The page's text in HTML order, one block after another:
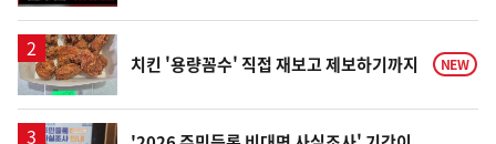
치킨 '용량꼼수' 직접 재보고 제보하기까지 NEW